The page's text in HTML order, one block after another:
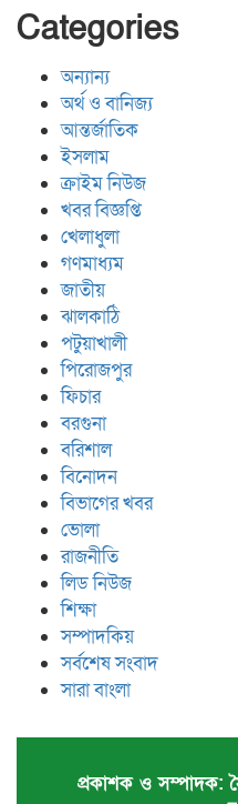
Categories
অন্যান্য
অর্থ ও বানিজ্য
আন্তর্জাতিক
ইসলাম
ক্রাইম নিউজ
খবর বিজ্ঞপ্তি
খেলাধুলা
গণমাধ্যম
জাতীয়
ঝালকাঠি
পটুয়াখালী
পিরোজপুর
ফিচার
বরগুনা
বরিশাল
বিনোদন
বিভাগের খবর
ভোলা
রাজনীতি
লিড নিউজ
শিক্ষা
সম্পাদকিয়
সর্বশেষ সংবাদ
সারা বাংলা
প্রকাশক ও সম্পাদক: